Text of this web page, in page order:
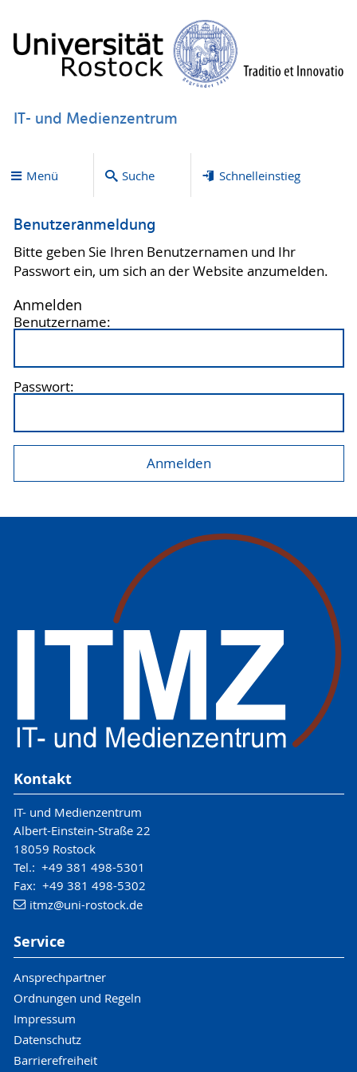
IT- und Medienzentrum
Menü Suche Schnelleinstieg
Benutzeranmeldung
Bitte geben Sie Ihren Benutzernamen und Ihr
Passwort ein, um sich an der Website anzumelden.
Anmelden
Benutzername:
Passwort:
Kontakt
IT- und Medienzentrum
Albert-Einstein-Straße 22
18059 Rostock
Tel.: +49 381 498-5301
Fax: +49 381 498-5302
itmz@uni-rostock.de
Service
Ansprechpartner
Ordnungen und Regeln
Impressum
Datenschutz
Barrierefreiheit